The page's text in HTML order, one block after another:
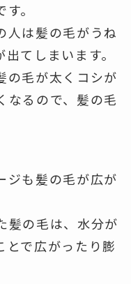
。
人は髪の毛がうね
てしまいます。
の毛が太くコシが
なるので、髪の毛
ジも髪の毛が広が
髪の毛は、水分が
とで広がったり膨